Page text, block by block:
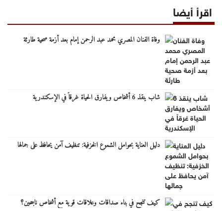
اقرأ أيضا
وفاة الفنان المصري محمد عبد الرحمن إمام بعد أزمة صحية طارئة
شاب ينقذ 6 أشخاص ويفارق الحياة غرقاً في الإسكندرية
دليل العناية بحوامل الشموع الخزفية: تنظيف آمن يحافظ على جمالها
كيف تنجح في بناء صداقات وعلاقات قوية مع أشخاص ناجحين؟